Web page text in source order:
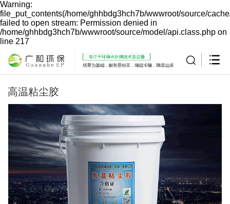
Warning:
file_put_contents(/home/ghhbdg3hch7b/wwwroot/source/
failed to open stream: Permission denied in
/home/ghhbdg3hch7b/wwwroot/source/model/api.class.php on
line 217
高温粘尘胶